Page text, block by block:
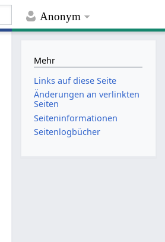
Anonym
Mehr
Links auf diese Seite
Änderungen an verlinkten
Seiten
Seiten­­informationen
Seitenlogbücher